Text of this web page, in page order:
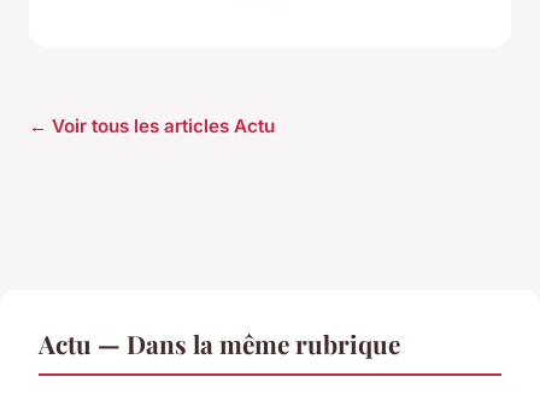
← Voir tous les articles Actu
Actu — Dans la même rubrique